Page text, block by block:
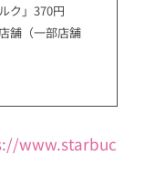
ク」370円
舗（一部店舗
www.starbuc